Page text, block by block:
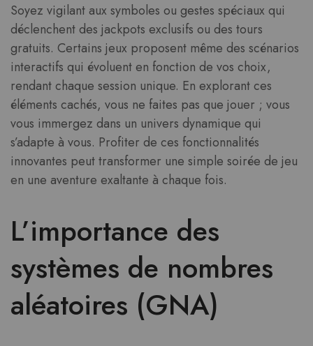
Soyez vigilant aux symboles ou gestes spéciaux qui
déclenchent des jackpots exclusifs ou des tours
gratuits. Certains jeux proposent même des scénarios
interactifs qui évoluent en fonction de vos choix,
rendant chaque session unique. En explorant ces
éléments cachés, vous ne faites pas que jouer ; vous
vous immergez dans un univers dynamique qui
s’adapte à vous. Profiter de ces fonctionnalités
innovantes peut transformer une simple soirée de jeu
en une aventure exaltante à chaque fois.
L’importance des
systèmes de nombres
aléatoires (GNA)